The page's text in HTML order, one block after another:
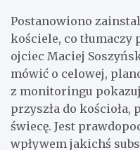
Postanowiono
kościele, co
ojciec Maciej
mówić o celowej,
z monitoringu
przyszła do kościoła,
świecę. Jest
wpływem jakichś